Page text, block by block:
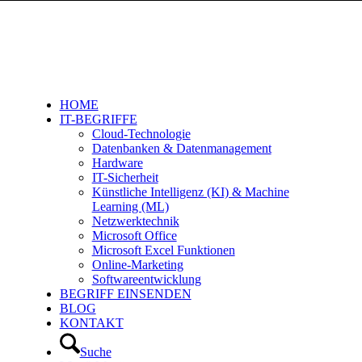
HOME
IT-BEGRIFFE
Cloud-Technologie
Datenbanken & Datenmanagement
Hardware
IT-Sicherheit
Künstliche Intelligenz (KI) & Machine
Learning (ML)
Netzwerktechnik
Microsoft Office
Microsoft Excel Funktionen
Online-Marketing
Softwareentwicklung
BEGRIFF EINSENDEN
BLOG
KONTAKT
Suche